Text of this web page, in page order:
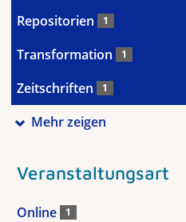
Repositorien 1
Transformation 1
Zeitschriften 1
Mehr zeigen
Veranstaltungsart
Online 1